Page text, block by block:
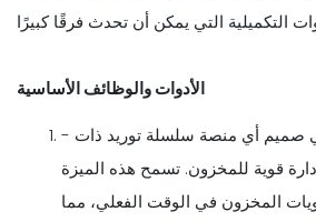
الأدوات والوظائف الأساسية
- تتبع المخزون - في صميم أي منصة سلسلة توريد ذات
قوية للمخزون. تسمح هذه الميزة
المخزون في الوقت الفعلي، مما